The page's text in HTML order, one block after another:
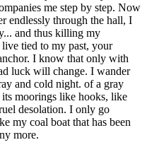
me step by step. Now
endlessly through the hall, I
and thus killing my
tied to my past, your
I know that only with
luck will change. I wander
and cold night. of a gray
moorings like hooks, like
desolation. I only go
my coal boat that has been
more.